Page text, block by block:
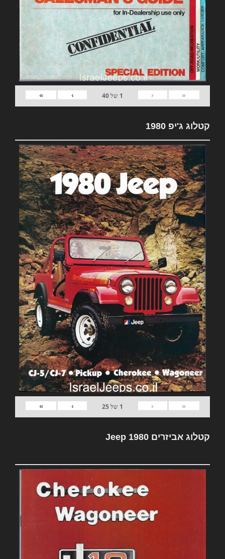
«
‹
1 של40
›
»
קטלוג ג'יפ 1980
«
‹
1 של25
›
»
קטלוג אביזרים Jeep 1980